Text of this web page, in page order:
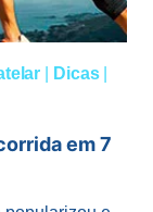
Dicas|
em 7